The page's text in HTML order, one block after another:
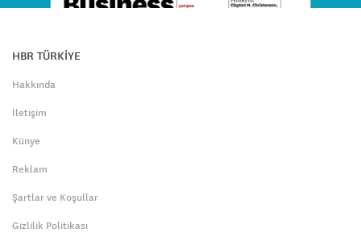
HBR TÜRKİYE
Hakkında
İletişim
Künye
Reklam
Şartlar ve Koşullar
Gizlilik Politikası